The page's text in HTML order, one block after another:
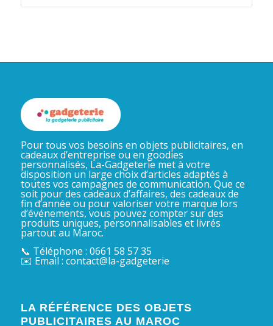
Pour tous vos besoins en objets publicitaires, en
cadeaux d’entreprise ou en goodies
personnalisés, La-Gadgeterie met à votre
disposition un large choix d’articles adaptés à
toutes vos campagnes de communication. Que ce
soit pour des cadeaux d’affaires, des cadeaux de
fin d’année ou pour valoriser votre marque lors
d’événements, vous pouvez compter sur des
produits uniques, personnalisables et livrés
partout au Maroc.
📞 Téléphone : 0661 58 57 35
✉️ Email : contact@la-gadgeterie
LA RÉFÉRENCE DES OBJETS
PUBLICITAIRES AU MAROC